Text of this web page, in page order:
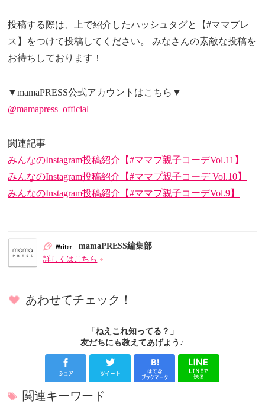
投稿する際は、上で紹介したハッシュタグと【#ママプレ
ス】をつけて投稿してください。 みなさんの素敵な投稿を
お待ちしております！
▼mamaPRESS公式アカウントはこちら▼
@mamapress_official
関連記事
みんなのInstagram投稿紹介【#ママプ親子コーデVol.11】
みんなのInstagram投稿紹介【#ママプ親子コーデ Vol.10】
みんなのInstagram投稿紹介【#ママプ親子コーデVol.9】
mamaPRESS編集部
詳しくはこちら
あわせてチェック！
「ねえこれ知ってる？」
友だちにも教えてあげよう♪
関連キーワード